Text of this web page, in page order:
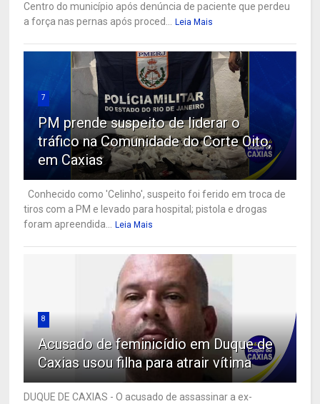
Centro do município após denúncia de paciente que perdeu
a força nas pernas após proced... Leia Mais
7
PM prende suspeito de liderar o
tráfico na Comunidade do Corte Oito,
em Caxias
Conhecido como 'Celinho', suspeito foi ferido em troca de
tiros com a PM e levado para hospital; pistola e drogas
foram apreendida... Leia Mais
8
Acusado de feminicídio em Duque de
Caxias usou filha para atrair vítima
DUQUE DE CAXIAS - O acusado de assassinar a ex-